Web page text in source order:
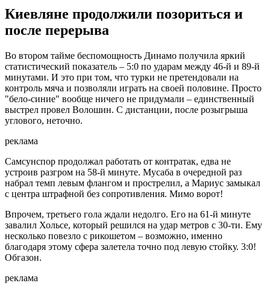
Киевляне продолжили позориться и
после перерыва
Во втором тайме беспомощность Динамо получила яркий
статистический показатель – 5:0 по ударам между 46-й и 89-й
минутами. И это при том, что турки не претендовали на
контроль мяча и позволяли играть на своей половине. Просто
"бело-синие" вообще ничего не придумали – единственный
выстрел провел Волошин. С дистанции, после розыгрыша
углового, неточно.
реклама
Самсунспор продолжал работать от контратак, едва не
устроив разгром на 58-й минуте. Мусаба в очередной раз
набрал темп левым флангом и прострелил, а Мариус замыкал
с центра штрафной без сопротивления. Мимо ворот!
Впрочем, третьего гола ждали недолго. Его на 61-й минуте
завалил Хольсе, который решился на удар метров с 30-ти. Ему
несколько повезло с рикошетом – возможно, именно
благодаря этому сфера залетела точно под левую стойку. 3:0!
Обгазон.
реклама